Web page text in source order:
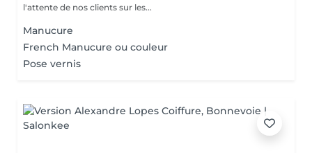
l'attente de nos clients sur les...
Manucure
French Manucure ou couleur
Pose vernis